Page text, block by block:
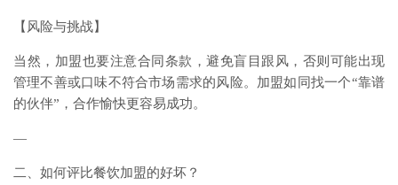
【风险与挑战】
当然，加盟也要注意合同条款，避免盲目跟风，否则可能出现
管理不善或口味不符合市场需求的风险。加盟如同找一个“靠谱
的伙伴”，合作愉快更容易成功。
—
二、如何评比餐饮加盟的好坏？